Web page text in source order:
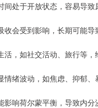
处于开放状态，容易导致
会受到影响，长期可能导
，如社交活动、旅行等，
绪波动，如焦虑、抑郁、
响荷尔蒙平衡，导致内分